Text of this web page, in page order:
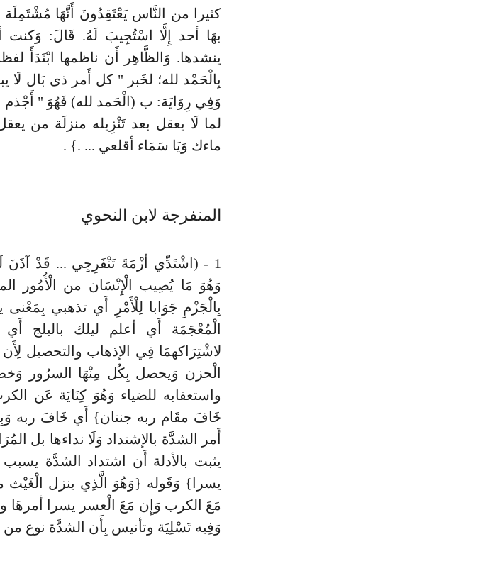
كثيرا من النَّاس يَعْتَقِدُونَ أَنَّهَا
بهَا أحد إِلَّا اسْتُجِيبَ لَهُ. قَالَ: وَكنت
ينشدها. وَالظَّاهِر أَن ناظمها ابْتَدَأَ
بِالْحَمْد لله؛ لخَبر " كل أَمر ذى بَال لَا
وَفِي رِوَايَة: ب (الْحَمد لله) فَهُوَ "
لما لَا يعقل بعد تَنْزِيله منزلَة من
ماءك وَيَا سَمَاء أقلعي ... .} .
المنفرجة لابن النحوي
1 - (اشْتَدِّي أزْمَةَ تَنْفَرِجِي ... قَدْ آذَنَ
وَهُوَ مَا يُصِيب الْإِنْسَان من الْأُمُور
بِالْجَزْمِ جَوَابا لِلْأَمْرِ أَي تذهبي
الْمُعْجَمَة أَي أعلم ليلك بالبلج
لاشْتِرَاكهمَا فِي الإذهاب والتحصيل
الْحزن وَيحصل بِكُل مِنْهَا السرُور
واستعقابه للضياء وَهُوَ كِنَايَة عَن
خَافَ مقَام ربه جنتان} أَي خَافَ ربه
أَمر الشدَّة بالإشتداد وَلَا نداءها بل
يثبت بالأدلة أَن اشتداد الشدَّة
يسرا} وَقَوله {وَهُوَ الَّذِي ينزل الْغَيْث
مَعَ الكرب وَإِن مَعَ الْعسر يسرا أمرهَا
وَفِيه تَسْلِيَة وتأنيس بِأَن الشدَّة نوع من